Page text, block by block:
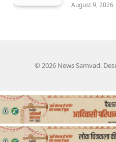
August 9, 2026
© 2026 News Samvad.